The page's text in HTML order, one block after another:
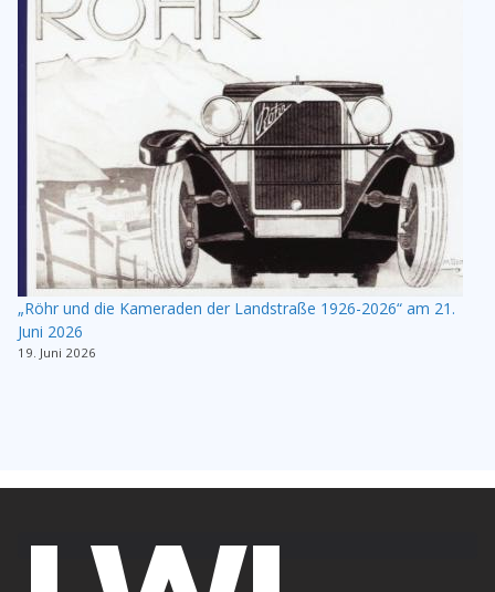
„Röhr und die Kameraden der Landstraße 1926-2026“ am 21.
Juni 2026
19. Juni 2026